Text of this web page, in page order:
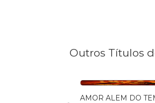
Outros Títulos
AMOR ALEM DO